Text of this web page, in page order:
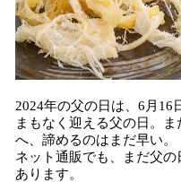
2024年の父の日は、6月16
まもなく迎える父の日。
へ、諦めるのはまだ早い。
ネット通販でも、まだ父
あります。